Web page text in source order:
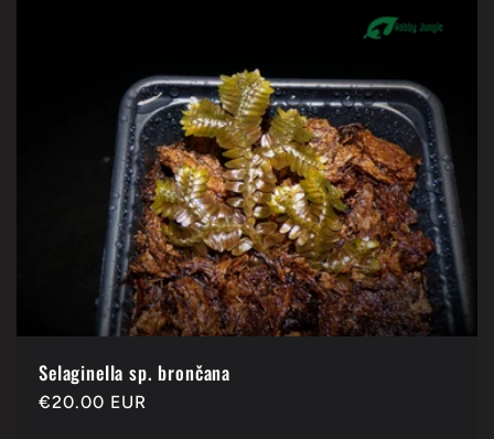
Selaginella sp. brončana
Redovna
€20.00 EUR